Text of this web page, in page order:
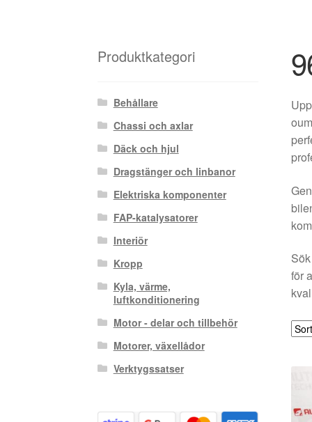
för
Produktkategori
Behållare
Chassi och axlar
Däck och hjul
Dragstänger och linbanor
Elektriska komponenter
FAP-katalysatorer
Interiör
Kropp
Kyla, värme,
luftkonditionering
Motor - delar och tillbehör
Motorer, växellådor
Verktygssatser